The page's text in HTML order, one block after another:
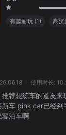
有趣耐玩 (1) 高沉
使用时长:
荐想练车的道友
新车 pink car已经
客泊车啊